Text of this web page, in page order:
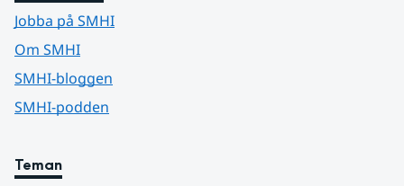
Jobba på SMHI
Om SMHI
SMHI-bloggen
SMHI-podden
Teman